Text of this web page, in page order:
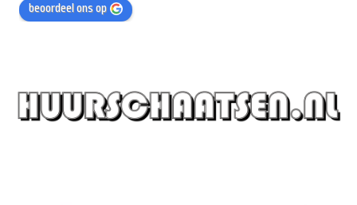
beoordeel ons op